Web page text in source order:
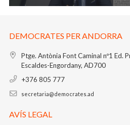
DEMOCRATES PER ANDORRA
Ptge. Antònia Font Caminal nº1 Ed.
Escaldes-Engordany, AD700
+376 805 777
secretaria@democrates.ad
AVÍS LEGAL